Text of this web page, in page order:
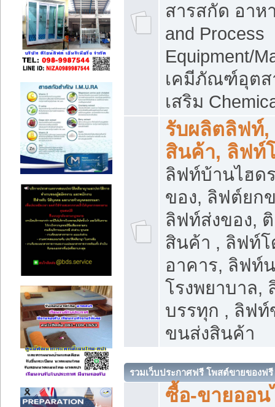
สารสกัด อาห
and Process
Equipment/
เคมีภัณฑ์อุตส
เสริม
รับผลิตลิฟท์
สินค้า, ลิฟท์
ลิฟท์บ้านไฮด
ของ, ลิฟต์ยก
ลิฟท์ส่งของ,
สินค้า , ลิฟท์
อาคาร, ลิฟท์
โรงพยาบาล,
บรรทุก , ลิฟ
ขนส่งสินค้า
รวมเว็บประกาศฟรี โพสต์ขายของฟรี
ซื้อ-ขายออน